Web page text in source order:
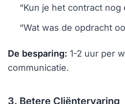
“Kun je het contract nog
“Wat was de opdracht
De besparing: 1-2 uur per
communicatie.
3. Betere Cliëntervaring